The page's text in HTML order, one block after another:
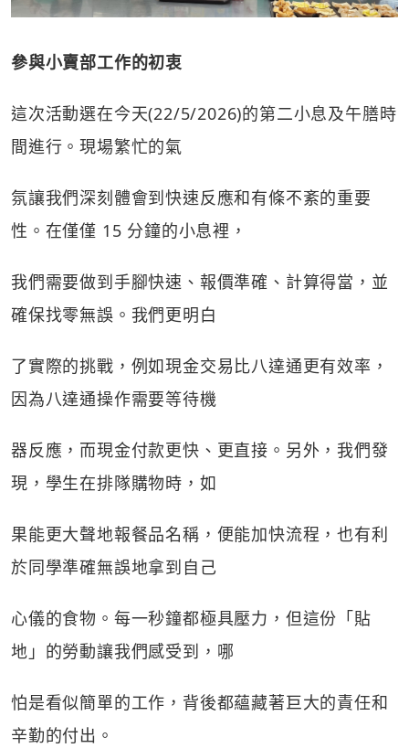
參與小賣部工作的初衷
這次活動選在今天(22/5/2026)的第二小息及午膳時
間進行。現場繁忙的氣
氛讓我們深刻體會到快速反應和有條不紊的重要
性。在僅僅 15 分鐘的小息裡，
我們需要做到手腳快速、報價準確、計算得當，並
確保找零無誤。我們更明白
了實際的挑戰，例如現金交易比八達通更有效率，
因為八達通操作需要等待機
器反應，而現金付款更快、更直接。另外，我們發
現，學生在排隊購物時，如
果能更大聲地報餐品名稱，便能加快流程，也有利
於同學準確無誤地拿到自己
心儀的食物。每一秒鐘都極具壓力，但這份「貼
地」的勞動讓我們感受到，哪
怕是看似簡單的工作，背後都蘊藏著巨大的責任和
辛勤的付出。